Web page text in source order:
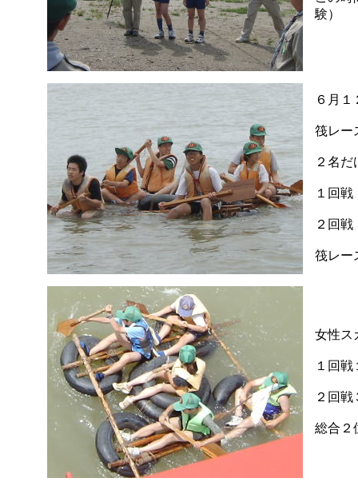
験）
６月
筏レー
２名
１回
２回
筏レー
女性ス
１回戦
２回戦
総合２